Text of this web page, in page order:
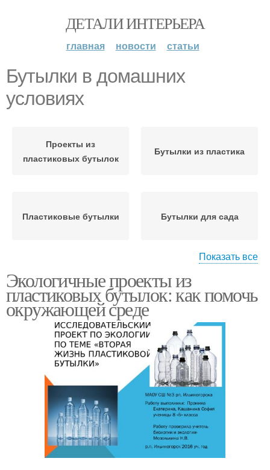
ДЕТАЛИ ИНТЕРЬЕРА
главная новости статьи
Бутылки в домашних
условиях
Проекты из
пластиковых бутылок
Бутылки из пластика
Пластиковые бутылки Бутылки для сада
Бутылки для детей
Показать все
Экологичные проекты из
пластиковых бутылок: как помочь
окружающей среде